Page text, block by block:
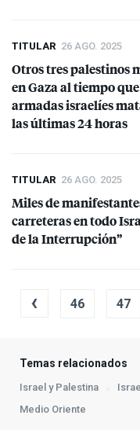
TITULAR 26 AGO. 2025
Otros tres palestinos
en Gaza al tiempo
armadas israelíes
las últimas 24 horas
TITULAR 26 AGO. 2025
Miles de
carreteras en todo
de la Interrupción”
‹ 46 47
Temas relacionados
Israel y Palestina Israel
Medio Oriente